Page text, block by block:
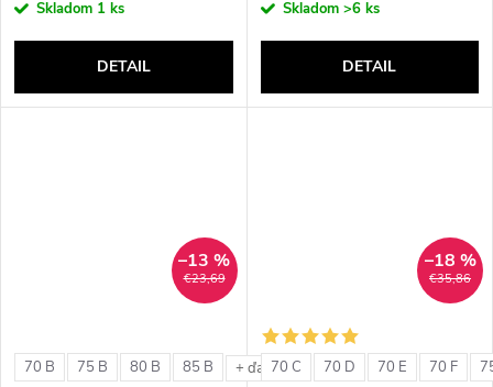
Skladom 1 ks
DETAIL
Skladom >6 ks
DETAIL
€23,69
–13 %
70 B 75 B 80 B 85 B + ďalšie
€35,86
–18 %
70 C 70 D 70 E 70 F